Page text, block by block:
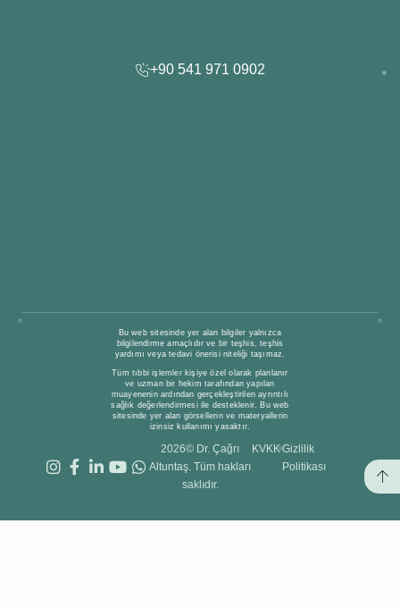
+90 541 971 0902
Bu web sitesinde yer alan bilgiler yalnızca
bilgilendirme amaçlıdır ve bir teşhis, teşhis
yardımı veya tedavi önerisi niteliği taşımaz.
Tüm tıbbi işlemler kişiye özel olarak planlanır
ve uzman bir hekim tarafından yapılan
muayenenin ardından gerçekleştirilen ayrıntılı
sağlık değerlendirmesi ile desteklenir. Bu web
sitesinde yer alan görsellerin ve materyallerin
izinsiz kullanımı yasaktır.
2026© Dr. Çağrı
Altuntaş. Tüm hakları
saklıdır.
KVKKGizlilik
Politikası